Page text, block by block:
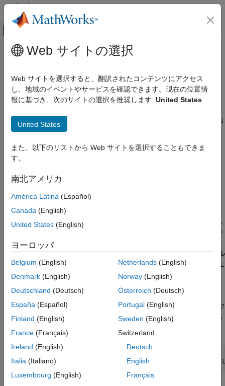
コンテンツへスキップ
オフキャンバス ナビゲーション メ
ドキュメンテーションのホーム
FPGA、ASIC、および SoC 開発
HDL Coder
カスタム ハードウェアへの IP コアの展開
HDL Coder
HDL Coder でサポートされているハードウェ
AMD FPGA および SoC デバイス
カスタム ボードとリファレンス設計
Intel FPGA および SoC デバイス
IP コアおよびビットストリームの生成
カスタム ボードとリファレンス設計
PostBuildBitstreamFcn
項目一覧
構文
説明
バージョン履歴
参考
メインコンテンツ
PostBuildBitstreamFcn
クラス:hdlcoder.ReferenceDesign
名前空間:
hdlcoder
FPGA ビットストリームのビルド タスクの実行後に実行されるコ
ールバック関数の関数ハンドル
構文
説明
PostBuildBitstreamFcn
[FPGA ビットストリームのビルド]
タスクの最後に呼び出される
コールバック関数の関数ハンドルを登録します。この関数を呼び
出す場合、ビルド プロセスを外部で実行することはできません。
[FPGA ビットストリームのビルド]タスクを実行する前に、[ビル
ド プロセスを外部で実行]
チェック ボックスをオフにして、HDL
ワークフロー アドバイザー内で FPGA ビットストリームをビル
hRDがhdlcoder.ReferenceDesignクラスを使用して作成したリフ
ァレンス設計オブジェクトの場合は、次の構文を使用して関数ハ
Web サイトの選択
Web サイトを選択すると、翻訳されたコンテンツにアクセス
し、地域のイベントやサービスを確認できます。現在の位置情
報に基づき、次のサイトの選択を推奨します: United States
United States
また、以下のリストから Web サイトを選択することもできま
す。
南北アメリカ
América Latina (Español)
Canada (English)
United States (English)
ヨーロッパ
Belgium (English)
Denmark (English)
Deutschland (Deutsch)
España (Español)
Finland (English)
France (Français)
Ireland (English)
Italia (Italiano)
Luxembourg (English)
Netherlands(English)
Norway(English)
Österreich (Deutsch)
Portugal(English)
Sweden (English)
Switzerland
Deutsch
English
Français